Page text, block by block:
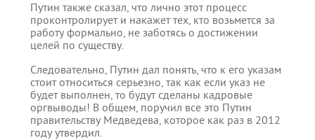
Путин также сказал, что лично этот процесс
проконтролирует и накажет тех, кто возьмется за
работу формально, не заботясь о достижении
целей по существу.
Следовательно, Путин дал понять, что к его указам
стоит относиться серьезно, так как если указ не
будет выполнен, то будут сделаны кадровые
оргвыводы! В общем, поручил все это Путин
правительству Медведева, которое как раз в 2012
году утвердил.